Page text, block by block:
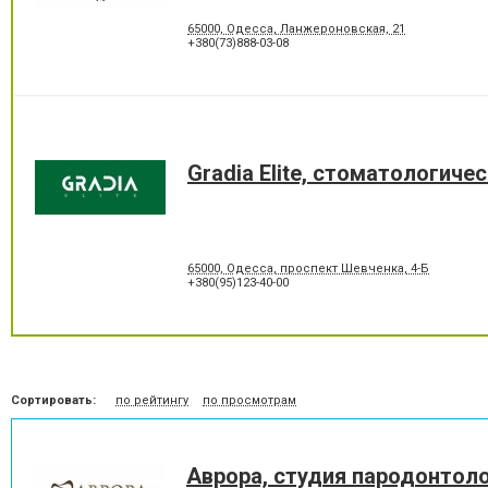
Пластины для исправления
восстановление эмали
Шинирование зубов Элайнеры
65000, Одесса, Ланжероновская, 21
+380(73)888-03-08
Gradia Elite,
65000, Одесса, проспект Шевченка, 4-Б
+380(95)123-40-00
Сортировать: по рейтингу по просмотрам
Аврора, студия